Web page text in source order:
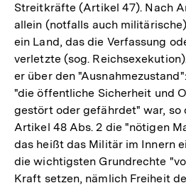
Streitkräfte (Artikel 47). Nach
allein (notfalls auch
ein Land, das die Verfassung
verletzte (sog.
er über den
"die öffentliche Sicherheit und
gestört oder gefährdet" war, so
Artikel 48 Abs. 2 die "nötigen
das heißt das Militär im Innern
die wichtigsten Grundrechte
Kraft setzen, nämlich Freiheit